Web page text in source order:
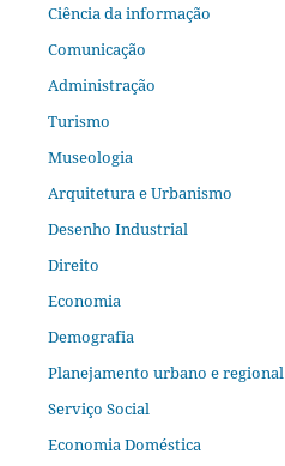
Ciência da informação
Comunicação
Administração
Turismo
Museologia
Arquitetura e Urbanismo
Desenho Industrial
Direito
Economia
Demografia
Planejamento urbano e regional
Serviço Social
Economia Doméstica